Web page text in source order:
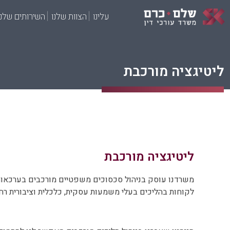
עלינו הצוות שלנו השירותים
ליטיגציה מורכבת
ליטיגציה מורכבת
משרדנו עוסק בניהול סכסוכים משפטיים מורכבים
לקוחות בהליכים בעלי משמעות עסקית, כלכלית וציבורית